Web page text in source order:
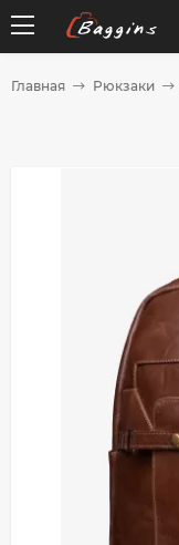
Главная Рюкзаки
График